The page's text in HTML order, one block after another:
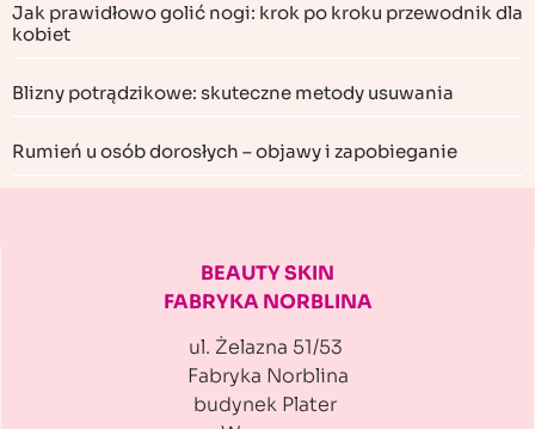
Jak prawidłowo golić nogi: krok po kroku przewodnik dla
kobiet
Blizny potrądzikowe: skuteczne metody usuwania
Rumień u osób dorosłych – objawy i zapobieganie
BEAUTY SKIN
FABRYKA NORBLINA
ul. Żelazna 51/53
Fabryka Norblina
budynek Plater